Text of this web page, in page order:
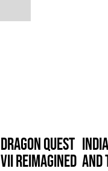
Dragon Quest
VII Reimagined and